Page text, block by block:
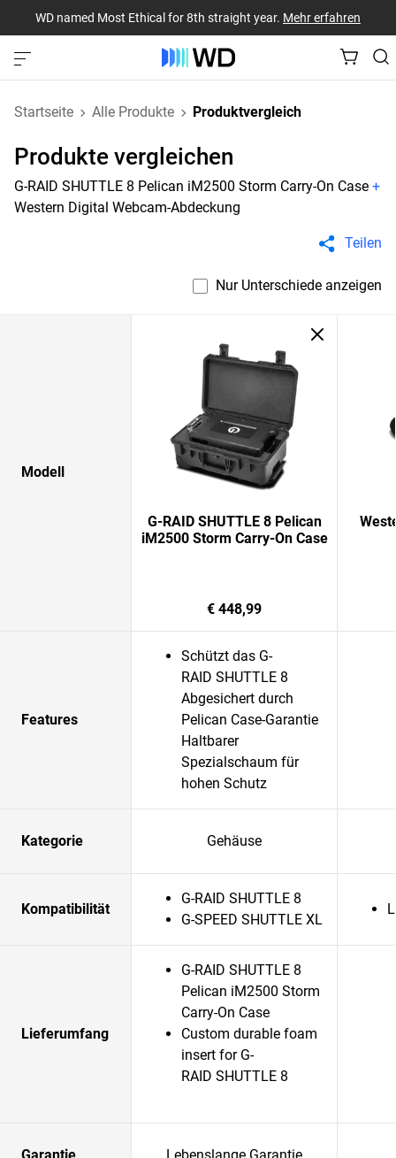
WD named Most Ethical for 8th straight year. Mehr erfahren
Startseite Alle Produkte Produktvergleich
Produkte vergleichen
G-RAID SHUTTLE 8 Pelican iM2500 Storm Carry-On Case +
Western Digital Webcam-Abdeckung
Teilen
Nur Unterschiede anzeigen
Modell
G-RAID SHUTTLE 8 Pelican
iM2500 Storm Carry-On Case
€ 448,99
Features
Schützt das G-
RAID SHUTTLE 8
Abgesichert durch
Pelican Case-Garantie
Haltbarer
Spezialschaum für
hohen Schutz
Kategorie Gehäuse
Kompatibilität
G-RAID SHUTTLE 8
G-SPEED SHUTTLE XL
Lieferumfang
G-RAID SHUTTLE 8
Pelican iM2500 Storm
Carry-On Case
Custom durable foam
insert for G-
RAID SHUTTLE 8